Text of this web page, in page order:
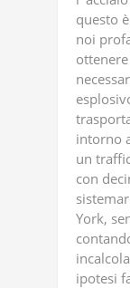
questo
noi
intorno
un
con
York,
ipotesi